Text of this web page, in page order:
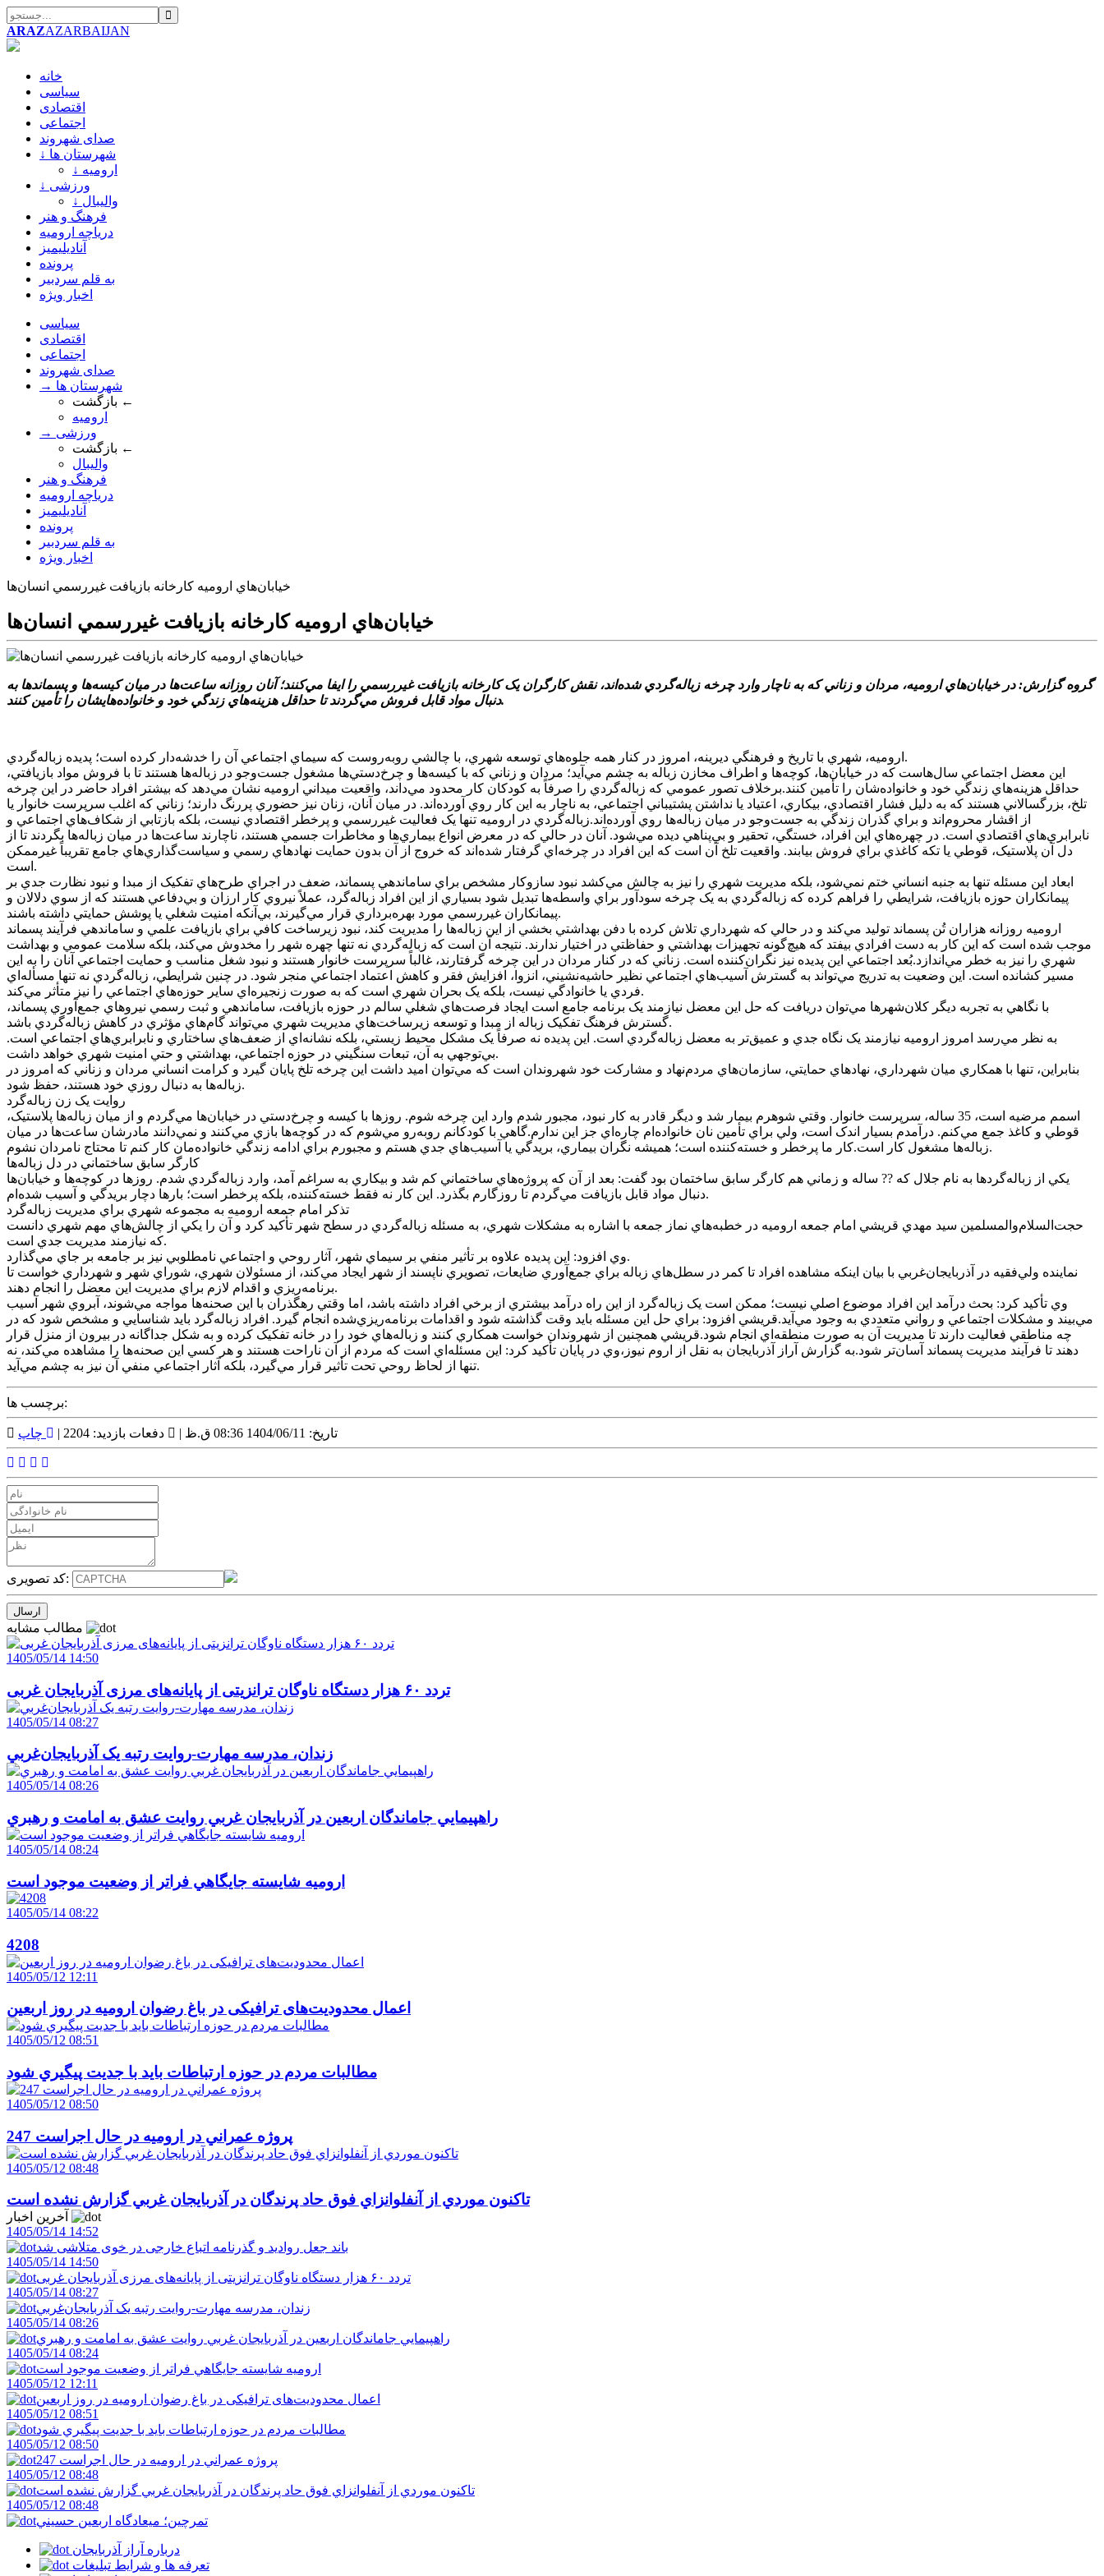
ARAZAZARBAIJAN
خانه
سیاسی
اقتصادی
اجتماعی
صدای شهروند
↓ شهرستان ها
↓ ارومیه
↓ ورزشی
↓ والیبال
فرهنگ و هنر
دریاچه ارومیه
آنادیلیمیز
پرونده
به قلم سردبیر
اخبار ویژه
سیاسی
اقتصادی
اجتماعی
صدای شهروند
→ شهرستان ها
بازگشت ←
ارومیه
→ ورزشی
بازگشت ←
والیبال
فرهنگ و هنر
دریاچه ارومیه
آنادیلیمیز
پرونده
به قلم سردبیر
اخبار ویژه
خيابان‌هاي اروميه کارخانه بازيافت غيررسمي انسان‌ها
خيابان‌هاي اروميه کارخانه بازيافت غيررسمي انسان‌ها
گروه گزارش: در خيابان‌هاي اروميه، مردان و زناني که به ناچار وارد چرخه زباله‌گردي شده‌اند، نقش کارگران يک کارخانه بازيافت غيررسمي را ايفا مي‌کنند؛ آنان روزانه ساعت‌ها در ميان کيسه‌ها و پسماندها به
دنبال مواد قابل فروش مي‌گردند تا حداقل هزينه‌هاي زندگي خود و خانواده‌هايشان را تأمين کنند.
اروميه، شهري با تاريخ و فرهنگي ديرينه، امروز در کنار همه جلوه‌هاي توسعه شهري، با چالشي روبه‌روست که سيماي اجتماعي آن را خدشه‌دار کرده است؛ پديده زباله‌گردي.
اين معضل اجتماعي سال‌هاست که در خيابان‌ها، کوچه‌ها و اطراف مخازن زباله به چشم مي‌آيد؛ مردان و زناني که با کيسه‌ها و چرخ‌دستي‌ها مشغول جست‌وجو در زباله‌ها هستند تا با فروش مواد بازيافتي،
حداقل هزينه‌هاي زندگي خود و خانواده‌شان را تأمين کنند.برخلاف تصور عمومي که زباله‌گردي را صرفاً به کودکان کار محدود مي‌داند، واقعيت ميداني اروميه نشان مي‌دهد که بيشتر افراد حاضر در اين چرخه
تلخ، بزرگسالاني هستند که به دليل فشار اقتصادي، بيکاري، اعتياد يا نداشتن پشتيباني اجتماعي، به ناچار به اين کار روي آورده‌اند. در ميان آنان، زنان نيز حضوري پررنگ دارند؛ زناني که اغلب سرپرست خانوار يا
از اقشار محروم‌اند و براي گذران زندگي به جست‌وجو در ميان زباله‌ها روي آورده‌اند.زباله‌گردي در اروميه تنها يک فعاليت غيررسمي و پرخطر اقتصادي نيست، بلکه بازتابي از شکاف‌هاي اجتماعي و
نابرابري‌هاي اقتصادي است. در چهره‌هاي اين افراد، خستگي، تحقير و بي‌پناهي ديده مي‌شود. آنان در حالي که در معرض انواع بيماري‌ها و مخاطرات جسمي هستند، ناچارند ساعت‌ها در ميان زباله‌ها بگردند تا از
دل آن پلاستيک، قوطي يا تکه کاغذي براي فروش بيابند. واقعيت تلخ آن است که اين افراد در چرخه‌اي گرفتار شده‌اند که خروج از آن بدون حمايت نهادهاي رسمي و سياست‌گذاري‌هاي جامع تقريباً غيرممکن
است.
ابعاد اين مسئله تنها به جنبه انساني ختم نمي‌شود، بلکه مديريت شهري را نيز به چالش مي‌کشد نبود سازوکار مشخص براي ساماندهي پسماند، ضعف در اجراي طرح‌هاي تفکيک از مبدا و نبود نظارت جدي بر
پيمانکاران حوزه بازيافت، شرايطي را فراهم کرده که زباله‌گردي به يک چرخه سودآور براي واسطه‌ها تبديل شود بسياري از اين افراد زباله‌گرد، عملاً نيروي کار ارزان و بي‌دفاعي هستند که از سوي دلالان و
پيمانکاران غيررسمي مورد بهره‌برداري قرار مي‌گيرند، بي‌آنکه امنيت شغلي يا پوشش حمايتي داشته باشند.
اروميه روزانه هزاران تُن پسماند توليد مي‌کند و در حالي که شهرداري تلاش کرده با دفن بهداشتي بخشي از اين زباله‌ها را مديريت کند، نبود زيرساخت کافي براي بازيافت علمي و ساماندهي فرآيند پسماند
موجب شده است که اين کار به دست افرادي بيفتد که هيچ‌گونه تجهيزات بهداشتي و حفاظتي در اختيار ندارند. نتيجه آن است که زباله‌گردي نه تنها چهره شهر را مخدوش مي‌کند، بلکه سلامت عمومي و بهداشت
شهري را نيز به خطر مي‌اندازد.بُعد اجتماعي اين پديده نيز نگران‌کننده است. زناني که در کنار مردان در اين چرخه گرفتارند، غالباً سرپرست خانوار هستند و نبود شغل مناسب و حمايت اجتماعي آنان را به اين
مسير کشانده است. اين وضعيت به تدريج مي‌تواند به گسترش آسيب‌هاي اجتماعي نظير حاشيه‌نشيني، انزوا، افزايش فقر و کاهش اعتماد اجتماعي منجر شود. در چنين شرايطي، زباله‌گردي نه تنها مسأله‌اي
فردي يا خانوادگي نيست، بلکه يک بحران شهري است که به صورت زنجيره‌اي ساير حوزه‌هاي اجتماعي را نيز متأثر مي‌کند.
با نگاهي به تجربه ديگر کلان‌شهرها مي‌توان دريافت که حل اين معضل نيازمند يک برنامه جامع است ايجاد فرصت‌هاي شغلي سالم در حوزه بازيافت، ساماندهي و ثبت رسمي نيروهاي جمع‌آوري پسماند،
گسترش فرهنگ تفکيک زباله از مبدا و توسعه زيرساخت‌هاي مديريت شهري مي‌تواند گام‌هاي مؤثري در کاهش زباله‌گردي باشد.
به نظر مي‌رسد امروز اروميه نيازمند يک نگاه جدي و عميق‌تر به معضل زباله‌گردي است. اين پديده نه صرفاً يک مشکل محيط زيستي، بلکه نشانه‌اي از ضعف‌هاي ساختاري و نابرابري‌هاي اجتماعي است.
بي‌توجهي به آن، تبعات سنگيني در حوزه اجتماعي، بهداشتي و حتي امنيت شهري خواهد داشت.
بنابراين، تنها با همکاري ميان شهرداري، نهادهاي حمايتي، سازمان‌هاي مردم‌نهاد و مشارکت خود شهروندان است که مي‌توان اميد داشت اين چرخه تلخ پايان گيرد و کرامت انساني مردان و زناني که امروز در
زباله‌ها به دنبال روزي خود هستند، حفظ شود.
روايت يک زن زباله‌گرد
اسمم مرضيه است، 35 ساله، سرپرست خانوار. وقتي شوهرم بيمار شد و ديگر قادر به کار نبود، مجبور شدم وارد اين چرخه شوم. روزها با کيسه و چرخ‌دستي در خيابان‌ها مي‌گردم و از ميان زباله‌ها پلاستيک،
قوطي و کاغذ جمع مي‌کنم. درآمدم بسيار اندک است، ولي براي تأمين نان خانواده‌ام چاره‌اي جز اين ندارم.گاهي با کودکانم روبه‌رو مي‌شوم که در کوچه‌ها بازي مي‌کنند و نمي‌دانند مادرشان ساعت‌ها در ميان
زباله‌ها مشغول کار است.کار ما پرخطر و خسته‌کننده است؛ هميشه نگران بيماري، بريدگي يا آسيب‌هاي جدي هستم و مجبورم براي ادامه زندگي خانواده‌مان کار کنم تا محتاج نامردان نشوم.
کارگر سابق ساختماني در دل زباله‌ها
يکي از زباله‌گردها به نام جلال که ?? ساله و زماني هم کارگر سابق ساختمان بود گفت: بعد از آن که پروژه‌هاي ساختماني کم شد و بيکاري به سراغم آمد، وارد زباله‌گردي شدم. روزها در کوچه‌ها و خيابان‌ها
دنبال مواد قابل بازيافت مي‌گردم تا روزگارم بگذرد. اين کار نه فقط خسته‌کننده، بلکه پرخطر است؛ بارها دچار بريدگي و آسيب شده‌ام.
تذکر امام جمعه اروميه به مجموعه شهري براي مديريت زباله‌گرد
حجت‌السلام‌والمسلمين سيد مهدي قريشي امام جمعه اروميه در خطبه‌هاي نماز جمعه با اشاره به مشکلات شهري، به مسئله زباله‌گردي در سطح شهر تأکيد کرد و آن را يکي از چالش‌هاي مهم شهري دانست
که نيازمند مديريت جدي است.
وي افزود: اين پديده علاوه بر تأثير منفي بر سيماي شهر، آثار روحي و اجتماعي نامطلوبي نيز بر جامعه بر جاي مي‌گذارد.
نماينده ولي‌فقيه در آذربايجان‌غربي با بيان اينکه مشاهده افراد تا کمر در سطل‌هاي زباله براي جمع‌آوري ضايعات، تصويري ناپسند از شهر ايجاد مي‌کند، از مسئولان شهري، شوراي شهر و شهرداري خواست تا
برنامه‌ريزي و اقدام لازم براي مديريت اين معضل را انجام دهند.
وي تأکيد کرد: بحث درآمد اين افراد موضوع اصلي نيست؛ ممکن است يک زباله‌گرد از اين راه درآمد بيشتري از برخي افراد داشته باشد، اما وقتي رهگذران با اين صحنه‌ها مواجه مي‌شوند، آبروي شهر آسيب
مي‌بيند و مشکلات اجتماعي و رواني متعددي به وجود مي‌آيد.قريشي افزود: براي حل اين مسئله بايد وقت گذاشته شود و اقدامات برنامه‌ريزي‌شده انجام گيرد. افراد زباله‌گرد بايد شناسايي و مشخص شود که در
چه مناطقي فعاليت دارند تا مديريت آن به صورت منطقه‌اي انجام شود.قريشي همچنين از شهروندان خواست همکاري کنند و زباله‌هاي خود را در خانه تفکيک کرده و به شکل جداگانه در بيرون از منزل قرار
دهند تا فرآيند مديريت پسماند آسان‌تر شود.به گزارش آراز آذربايجان به نقل از اروم نيوز،وي در پايان تأکيد کرد: اين مسئله‌اي است که مردم از آن ناراحت هستند و هر کسي اين صحنه‌ها را مشاهده مي‌کند، نه
تنها از لحاظ روحي تحت تأثير قرار مي‌گيرد، بلکه آثار اجتماعي منفي آن نيز به چشم مي‌آيد.
برچسب ها:
تاریخ: 1404/06/11 08:36 ق.ظ | دفعات بازدید: 2204 | چاپ
کد تصویری:
1405/05/14 14:50
تردد ۶۰ هزار دستگاه ناوگان ترانزیتی از پایانه‌های مرزی آذربایجان ‌غربی
1405/05/14 08:27
زندان، مدرسه مهارت-روايت رتبه يک آذربايجان‌غربي
1405/05/14 08:26
راهپيمايي جاماندگان اربعين در آذربايجان غربي روايت عشق به امامت و رهبري
1405/05/14 08:24
اروميه شايسته جايگاهي فراتر از وضعيت موجود است
1405/05/14 08:22
4208
1405/05/12 12:11
اعمال محدودیت‌های ترافیکی در باغ رضوان ارومیه در روز اربعین
1405/05/12 08:51
مطالبات مردم در حوزه ارتباطات بايد با جديت پيگيري شود
1405/05/12 08:50
247 پروژه عمراني در اروميه در حال اجراست
1405/05/12 08:48
تاکنون موردي از آنفلوانزاي فوق حاد پرندگان در آذربايجان غربي گزارش نشده است
1405/05/14 14:52
باند جعل روادید و گذرنامه اتباع خارجی در خوی متلاشی شد
1405/05/14 14:50
تردد ۶۰ هزار دستگاه ناوگان ترانزیتی از پایانه‌های مرزی آذربایجان ‌غربی
1405/05/14 08:27
زندان، مدرسه مهارت-روايت رتبه يک آذربايجان‌غربي
1405/05/14 08:26
راهپيمايي جاماندگان اربعين در آذربايجان غربي روايت عشق به امامت و رهبري
1405/05/14 08:24
اروميه شايسته جايگاهي فراتر از وضعيت موجود است
1405/05/12 12:11
اعمال محدودیت‌های ترافیکی در باغ رضوان ارومیه در روز اربعین
1405/05/12 08:51
مطالبات مردم در حوزه ارتباطات بايد با جديت پيگيري شود
1405/05/12 08:50
247 پروژه عمراني در اروميه در حال اجراست
1405/05/12 08:48
تاکنون موردي از آنفلوانزاي فوق حاد پرندگان در آذربايجان غربي گزارش نشده است
1405/05/12 08:48
تمرچين؛ ميعادگاه اربعين حسيني
درباره آراز آذربایجان
تعرفه ها و شرایط تبلیغات